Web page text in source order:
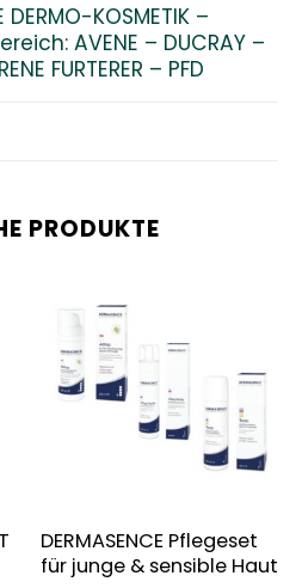
DERMO-KOSMETIK –
AVENE – DUCRAY –
FURTERER – PFD
PRODUKTE
DERMASENCE Pflegeset
für junge & sensible Haut